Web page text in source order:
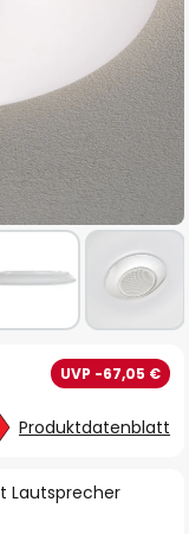
Lautsprecher
UVP -67,05 €
Produktdatenblatt